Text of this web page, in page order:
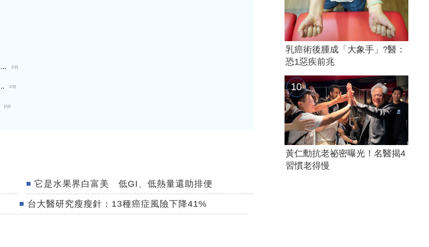
PR
PR
PR
它是水果界白富美 低GI、低熱量還助排便
台大醫研究瘦瘦針：13種癌症風險下降41%
乳癌術後腫成「大象手」?醫：
恐1惡疾前兆
黃仁勳抗老祕密曝光！名醫揭4
習慣老得慢